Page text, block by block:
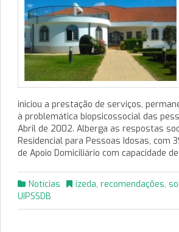
iniciou a prestação de serviços,
à problemática biopsicossocial das
Abril de 2002. Alberga as respostas
Residencial para Pessoas Idosas, com
de Apoio Domiciliário com capacidade
Notícias izeda, recomendações,
UIPSSDB